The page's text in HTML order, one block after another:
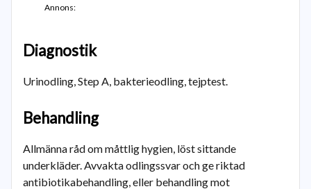
Annons:
Diagnostik
Urinodling, Step A, bakterieodling, tejptest.
Behandling
Allmänna råd om måttlig hygien, löst sittande
underkläder. Avvakta odlingssvar och ge riktad
antibiotikabehandling, eller behandling mot